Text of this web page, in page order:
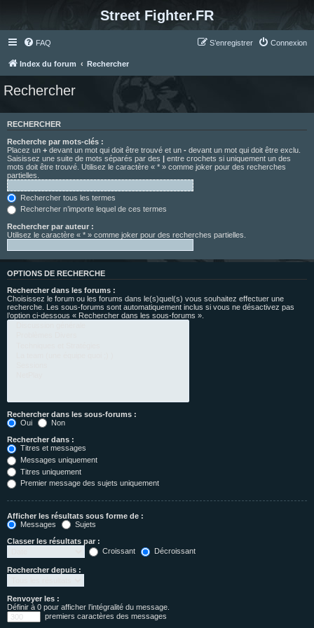
Street Fighter.FR
FAQ Connexion
S’enregistrer
Index du forum Rechercher
Rechercher
RECHERCHER
Recherche par mots-clés :
Placez un + devant un mot qui doit être trouvé et un - devant un mot qui doit être exclu.
Saisissez une suite de mots séparés par des | entre crochets si uniquement un des
mots doit être trouvé. Utilisez le caractère « * » comme joker pour des recherches
partielles.
Rechercher tous les termes
Rechercher n’importe lequel de ces termes
Rechercher par auteur :
Utilisez le caractère « * » comme joker pour des recherches partielles.
OPTIONS DE RECHERCHE
Rechercher dans les forums :
Choisissez le forum ou les forums dans le(s)quel(s) vous souhaitez effectuer une
recherche. Les sous-forums sont automatiquement inclus si vous ne désactivez pas
l’option ci-dessous « Rechercher dans les sous-forums ».
Rechercher dans les sous-forums :
Oui
Non
Rechercher dans :
Titres et messages
Messages uniquement
Titres uniquement
Premier message des sujets uniquement
Afficher les résultats sous forme de :
Messages
Sujets
Classer les résultats par :
Croissant
Décroissant
Rechercher depuis :
Renvoyer les :
Définir à 0 pour afficher l’intégralité du message.
premiers caractères des messages